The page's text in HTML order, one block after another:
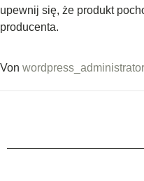
upewnij się, że produkt
producenta.
Von wordpress_administrator